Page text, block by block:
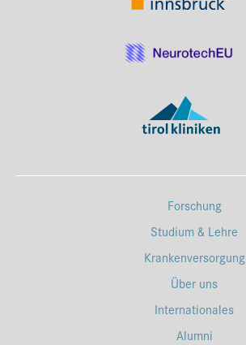
Forschung
Studium & Lehre
Krankenversorgung
Über uns
Internationales
Alumni